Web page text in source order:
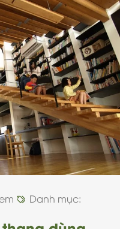
Danh mục: